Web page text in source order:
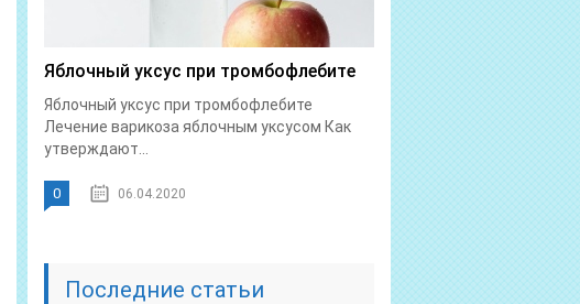
Яблочный уксус при тромбофлебите
Яблочный уксус при тромбофлебите
Лечение варикоза яблочным уксусом Как
утверждают...
0 06.04.2020
Последние статьи